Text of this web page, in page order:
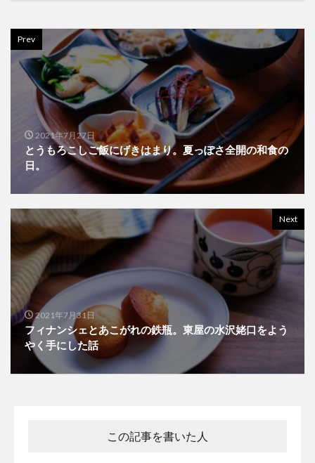
Prev
2021年7月27日
とうもろこしご飯にげきはまり。夏っぽさ全開の和食の
日。
Next
2021年7月31日
フィナンシェとあこがれの鉄瓶。東屋の水沢姥口をよう
やく手にした話
この記事を書いた人